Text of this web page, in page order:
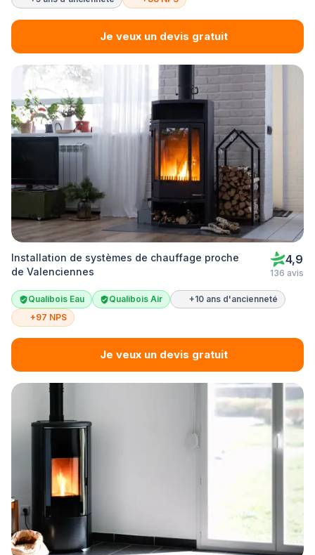
Je veux un devis gratuit
Installation de systèmes de chauffage proche
de Valenciennes
4,9
136 avis
Qualibois Eau Qualibois Air
+10 ans d'ancienneté
+97 NPS
Je veux un devis gratuit